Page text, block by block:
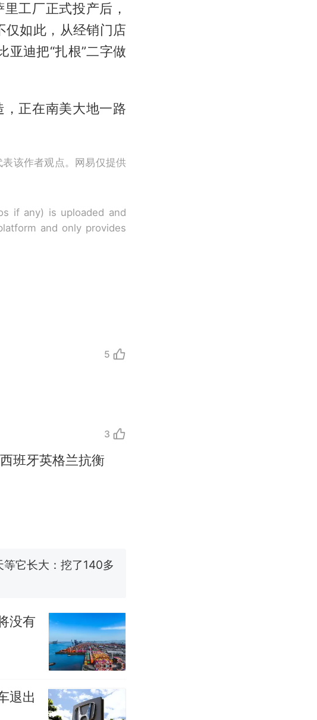
工厂正式投产后，
如此，从经销门店
亚迪把“扎根”二字做
正在南美大地一路
该作者观点。网易仅提供
if any) is uploaded and
and only provides
5
3
班牙英格兰抗衡
我回家”改写了人生
呼震惊 （视频来源：
我回家”改写了人生
没有
退出